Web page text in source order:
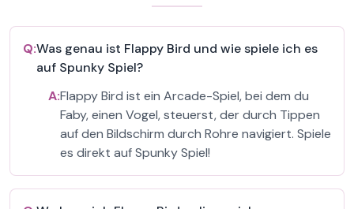
Q:Was genau ist Flappy Bird und wie spiele ich es
auf Spunky Spiel?
A:Flappy Bird ist ein Arcade-Spiel, bei dem du
Faby, einen Vogel, steuerst, der durch Tippen
auf den Bildschirm durch Rohre navigiert. Spiele
es direkt auf Spunky Spiel!